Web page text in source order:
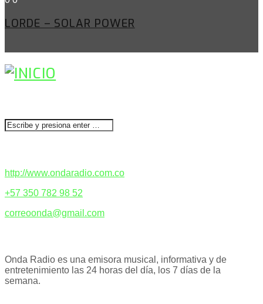
LORDE – SOLAR POWER
http://www.ondaradio.com.co
+57 350 782 98 52
correoonda@gmail.com
Onda Radio es una emisora musical, informativa y de
entretenimiento las 24 horas del día, los 7 días de la
semana.